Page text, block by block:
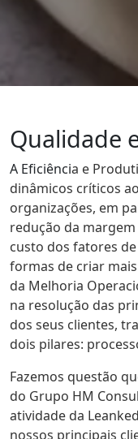
Qualidade
A Eficiência e
dinâmicos críticos
organizações, em
redução da
custo dos fatores
formas de criar
da Melhoria
na resolução das
dos seus clientes,
dois pilares:
Fazemos questão
do Grupo HM
atividade da
nossos principais